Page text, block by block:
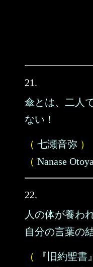
21.
傘とは、二人
ない！
（ 七瀬音弥 ）
（ Nanase Otoya
22.
人の体が養わ
自分の言葉の
（ 『旧約聖書』